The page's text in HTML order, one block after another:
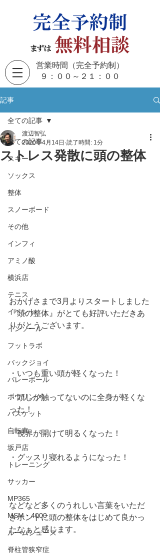
営業時間（完全予約制）
​９：００～２１：００
記事
全ての記事
スキー
ソックス
整体
スノーボード
その他
インフィ
アミノ酸
横浜店
テニス
イベント
インソール
フットラボ
バックジョイ
バレーボール
ボウリング
バスケット
自転車
坂戸店
トレーニング
サッカー
MP365
MSM・4000
ルームシューズ
脊柱管狭窄症
全ての記事
ストレス発散に頭の整体
渡辺智弘
2020年4月14日 読了時間: 1分
おかげさまで3月よりスタートしました
『頭の整体』がとても好評いただきあ
りがとうございます。
・いつも重い頭が軽くなった！
・頭しか触ってないのに全身が軽くな
った！
・視界が開けて明るくなった！
・グッスリ寝れるようになった！
などなど多くのうれしい言葉をいただ
きホントに頭の整体をはじめて良かっ
たなぁと感じます。